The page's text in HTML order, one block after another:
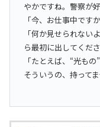
やかですね。警察が
「今、お仕事中です
「何か見せられない
ら最初に出してくださ
「たとえば、“光も
そういうの、持ってま